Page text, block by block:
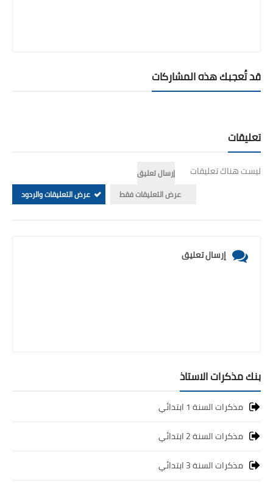
قد تُعجبك هذه المشاركات
تعليقات
ليست هناك تعليقات
إرسال تعليق
عرض التعليقات فقط
عرض التعليقات والردود
إرسال تعليق
بنك مذكرات الاستاذ
مذكرات السنة 1 ابتدائي
مذكرات السنة 2 ابتدائي
مذكرات السنة 3 ابتدائي